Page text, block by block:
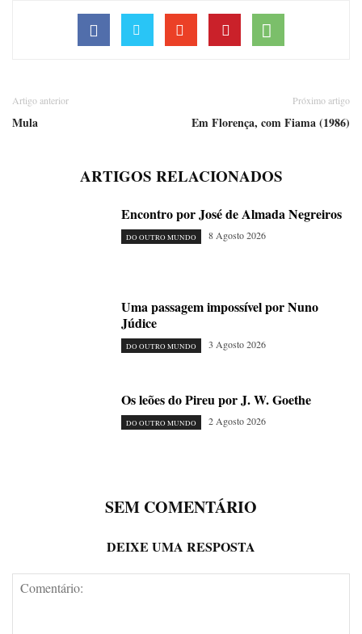
Artigo anterior
Mula
Próximo artigo
Em Florença, com Fiama (1986)
ARTIGOS RELACIONADOS
Encontro por José de Almada Negreiros
DO OUTRO MUNDO 8 Agosto 2026
Uma passagem impossível por Nuno
Júdice
DO OUTRO MUNDO 3 Agosto 2026
Os leões do Pireu por J. W. Goethe
DO OUTRO MUNDO 2 Agosto 2026
SEM COMENTÁRIO
DEIXE UMA RESPOSTA